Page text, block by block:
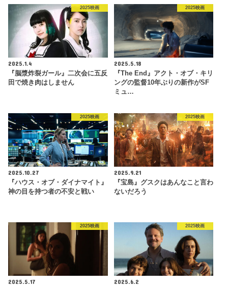
2025映画
2025.1.4
『脳漿炸裂ガール』二次会に五反
田で焼き肉はしません
2025映画
2025.5.18
『The End』アクト・オブ・キリ
ングの監督10年ぶりの新作がSF
ミュ…
2025映画
2025.10.27
『ハウス・オブ・ダイナマイト』
神の目を持つ者の不安と戦い
2025映画
2025.9.21
『宝島』グスクはあんなこと言わ
ないだろう
2025映画
2025.5.17
2025映画
2025.6.2